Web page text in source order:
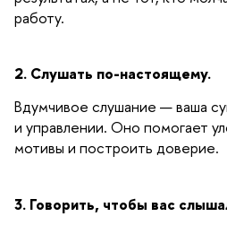
работу.
2. Слушать по-настоящему.
Вдумчивое слушание — ваша
и управлении. Оно помогает
мотивы и построить доверие.
3. Говорить, чтобы вас